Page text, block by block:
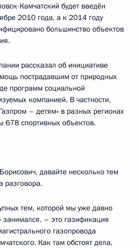
Камчатский будет введён
2010 года, а к 2014 году
большинство объектов
рассказал об инициативе
пострадавшим от природных
программ социальной
компанией. В частности,
– детям» в разных регионах
678 спортивных объектов.
давайте несколько тем
разговора.
тем, которой мы уже давно
занимался, – это газификация
газопровода
Как там обстоят дела,